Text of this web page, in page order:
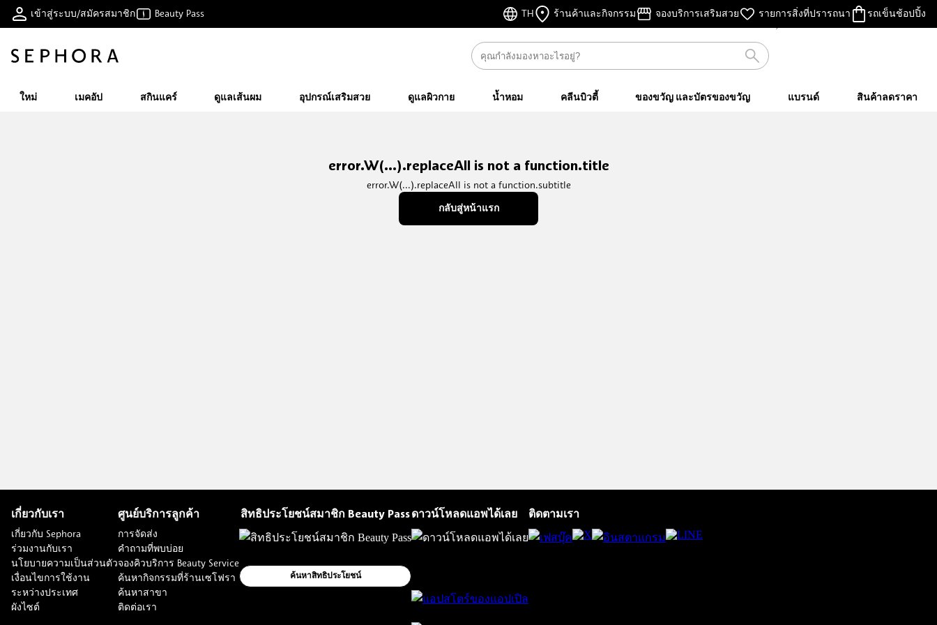
เข้าสู่ระบบ/สมัครสมาชิก Beauty Pass TH ร้านค้าและกิจกรรม จองบริการเสริมสวย รายการสิ่งที่ปรารถนา รถเข็นช้อปปิ้ง
ไม่คิดค่าส่ง
เมื่อชอปครบ ฿500 ขึ้นไป
ใหม่ เมคอัป สกินแคร์ ดูแลเส้นผม อุปกรณ์เสริมสวย ดูแลผิวกาย น้ำหอม คลีนบิวตี้ ของขวัญ และบัตรของขวัญ แบรนด์ สินค้าลดราคา
error.W(...).replaceAll is not a function.title
error.W(...).replaceAll is not a function.subtitle
กลับสู่หน้าแรก
เกี่ยวกับเรา
เกี่ยวกับ Sephora
ร่วมงานกับเรา
นโยบายความเป็นส่วนตัว
เงื่อนไขการใช้งาน
ระหว่างประเทศ
ผังไซต์
ศูนย์บริการลูกค้า
การจัดส่ง
คำถามที่พบบ่อย
จองคิวบริการ Beauty Service
ค้นหากิจกรรมที่ร้านเซโฟรา
ค้นหาสาขา
ติดต่อเรา
สิทธิประโยชน์สมาชิก Beauty Pass
ค้นหาสิทธิประโยชน์
ดาวน์โหลดแอพได้เลย ติดตามเรา